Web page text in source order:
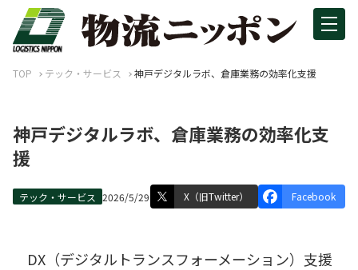
TOP テック・サービス 神戸デジタルラボ、倉庫業務の効率化支援
神戸デジタルラボ、倉庫業務の効率化支
援
テック・サービス 2026/5/29 X（旧Twitter） Facebook
DX（デジタルトランスフォーメーション）支援